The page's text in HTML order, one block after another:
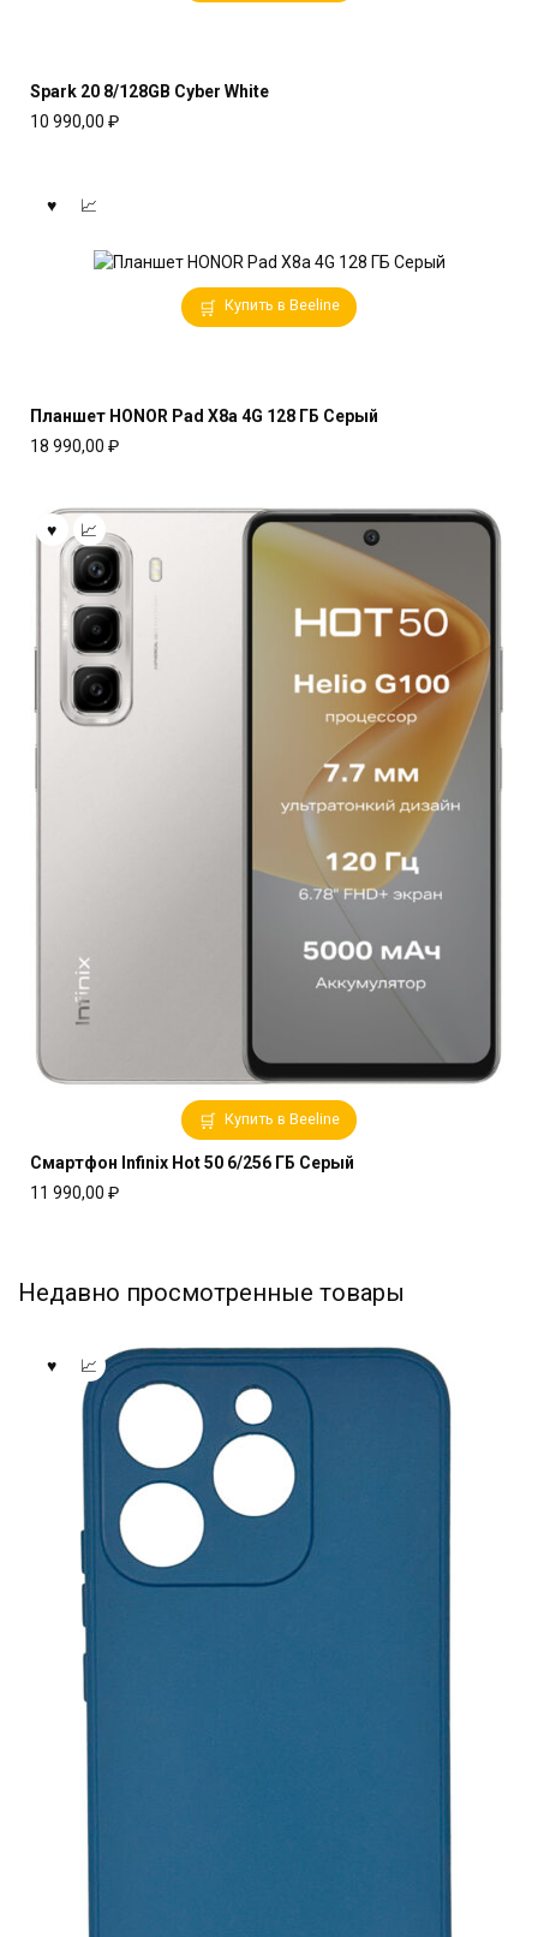
Spark 20 8/128GB Cyber White
10 990,00 ₽
Купить в Beeline
Планшет HONOR Pad X8a 4G 128 ГБ Серый
18 990,00 ₽
Купить в Beeline
Смартфон Infinix Hot 50 6/256 ГБ Серый
11 990,00 ₽
Недавно просмотренные товары